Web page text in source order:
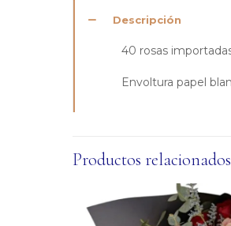
Descripción
40 rosas
Envoltura papel
Productos relacionados